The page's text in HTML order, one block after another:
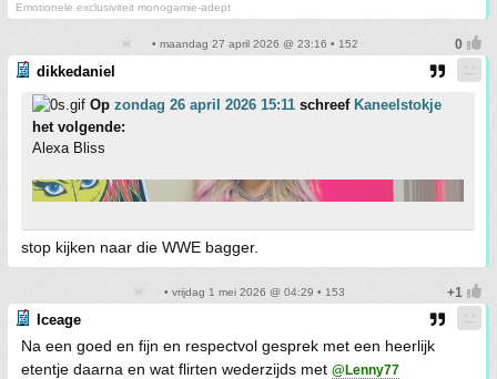
Emotionele exclusiviteit monogamie-adept
• maandag 27 april 2026 @ 23:16 • 152
dikkedaniel
Op zondag 26 april 2026 15:11 schreef Kaneelstokje
het volgende:
Alexa Bliss
stop kijken naar die WWE bagger.
• vrijdag 1 mei 2026 @ 04:29 • 153
Iceage
Na een goed en fijn en respectvol gesprek met een heerlijk
etentje daarna en wat flirten wederzijds met @Lenny77